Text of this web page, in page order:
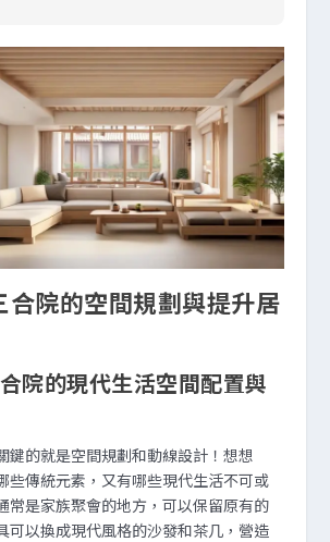
合院的空間規劃與提升居
院的現代生活空間配置與
鍵的就是空間規劃和動線設計！想想
些傳統元素，又有哪些現代生活不可或
常是家族聚會的地方，可以保留原有的
可以換成現代風格的沙發和茶几，營造